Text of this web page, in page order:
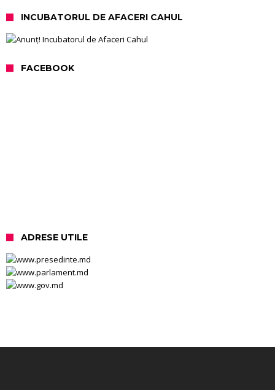
INCUBATORUL DE AFACERI CAHUL
FACEBOOK
ADRESE UTILE